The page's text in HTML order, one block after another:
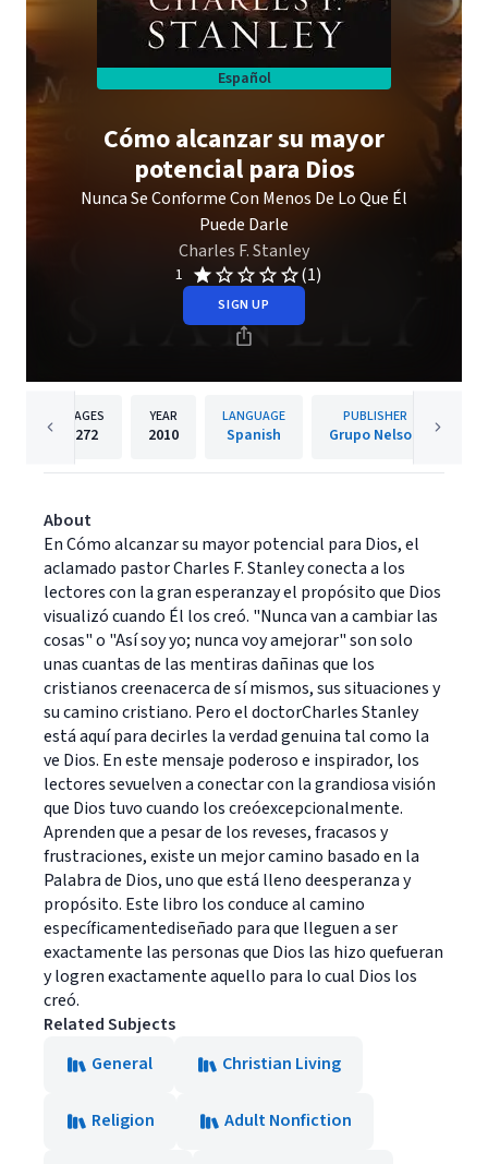
Español
Cómo alcanzar su mayor
potencial para Dios
Nunca Se Conforme Con Menos De Lo Que Él
Puede Darle
Charles F. Stanley
1 (1)
SIGN UP
PAGES
272
YEAR
2010
LANGUAGE
Spanish
PUBLISHER
Grupo Nelson
About
En Cómo alcanzar su mayor potencial para Dios, el
aclamado pastor Charles F. Stanley conecta a los
lectores con la gran esperanzay el propósito que Dios
visualizó cuando Él los creó. "Nunca van a cambiar las
cosas" o "Así soy yo; nunca voy amejorar" son solo
unas cuantas de las mentiras dañinas que los
cristianos creenacerca de sí mismos, sus situaciones y
su camino cristiano. Pero el doctorCharles Stanley
está aquí para decirles la verdad genuina tal como la
ve Dios. En este mensaje poderoso e inspirador, los
lectores sevuelven a conectar con la grandiosa visión
que Dios tuvo cuando los creóexcepcionalmente.
Aprenden que a pesar de los reveses, fracasos y
frustraciones, existe un mejor camino basado en la
Palabra de Dios, uno que está lleno deesperanza y
propósito. Este libro los conduce al camino
específicamentediseñado para que lleguen a ser
exactamente las personas que Dios las hizo quefueran
y logren exactamente aquello para lo cual Dios los
creó.
Related Subjects
General
Christian Living
Religion Adult Nonfiction